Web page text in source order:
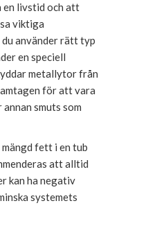
en livstid och att
viktiga
använder rätt typ
en speciell
metallytor från
för att vara
smuts som
fett i en tub
att alltid
kan ha negativ
systemets